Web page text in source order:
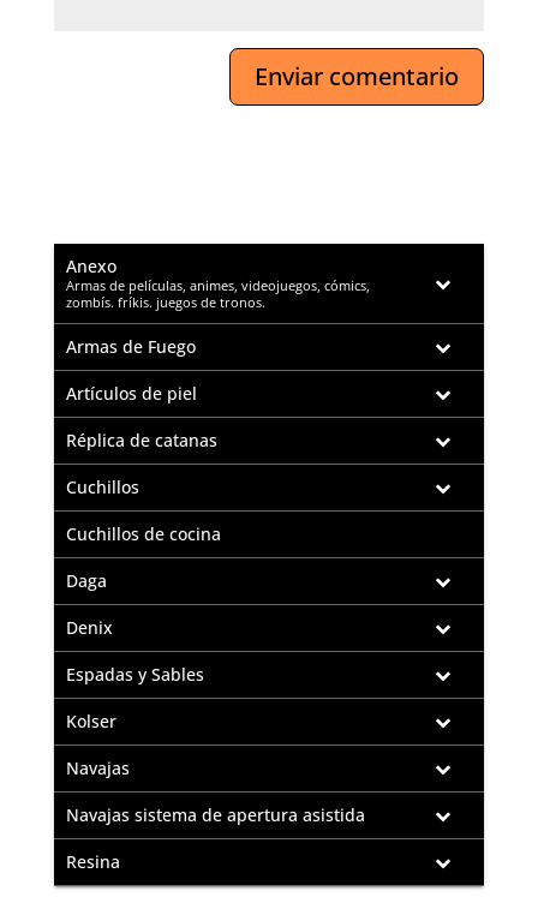
Anexo
–
Armas de películas, animes, videojuegos, cómics,
zombís. fríkis. juegos de tronos.
Armas de Fuego
Artículos de piel
Réplica de catanas
Cuchillos
Cuchillos de cocina
Daga
Denix
Espadas y Sables
Kolser
Navajas
Navajas sistema de apertura asistida
Resina